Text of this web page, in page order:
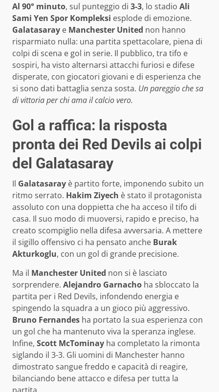
Al 90° minuto, sul punteggio di 3-3, lo stadio Ali
Sami Yen Spor Kompleksi esplode di emozione.
Galatasaray e Manchester United non hanno
risparmiato nulla: una partita spettacolare, piena di
colpi di scena e gol in serie. Il pubblico, tra tifo e
sospiri, ha visto alternarsi attacchi furiosi e difese
disperate, con giocatori giovani e di esperienza che
si sono dati battaglia senza sosta. Un pareggio che sa
di vittoria per chi ama il calcio vero.
Gol a raffica: la risposta
pronta dei Red Devils ai colpi
del Galatasaray
Il Galatasaray è partito forte, imponendo subito un
ritmo serrato. Hakim Ziyech è stato il protagonista
assoluto con una doppietta che ha acceso il tifo di
casa. Il suo modo di muoversi, rapido e preciso, ha
creato scompiglio nella difesa avversaria. A mettere
il sigillo offensivo ci ha pensato anche Burak
Akturkoglu, con un gol di grande precisione.
Ma il Manchester United non si è lasciato
sorprendere. Alejandro Garnacho ha sbloccato la
partita per i Red Devils, infondendo energia e
spingendo la squadra a un gioco più aggressivo.
Bruno Fernandes ha portato la sua esperienza con
un gol che ha mantenuto viva la speranza inglese.
Infine, Scott McTominay ha completato la rimonta
siglando il 3-3. Gli uomini di Manchester hanno
dimostrato sangue freddo e capacità di reagire,
bilanciando bene attacco e difesa per tutta la